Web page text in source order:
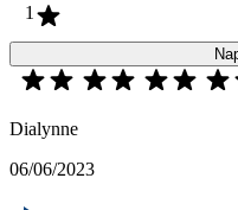
1
Dialynne
06/06/2023